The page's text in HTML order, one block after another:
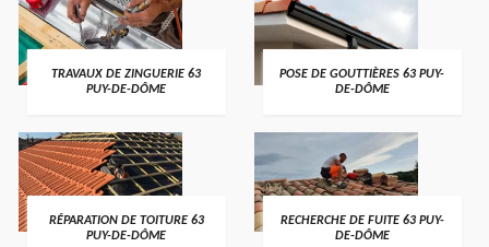
TRAVAUX DE ZINGUERIE 63
PUY-DE-DÔME
POSE DE GOUTTIÈRES 63 PUY-
DE-DÔME
RÉPARATION DE TOITURE 63
PUY-DE-DÔME
RECHERCHE DE FUITE 63 PUY-
DE-DÔME